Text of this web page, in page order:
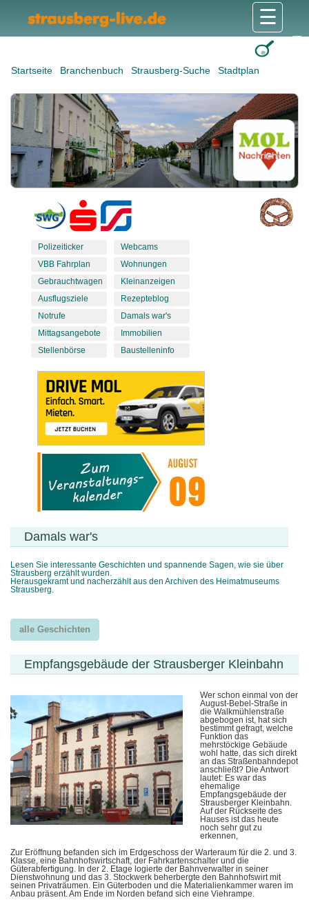
Startseite Branchenbuch Strausberg-Suche Stadtplan
☰
Polizeiticker
VBB Fahrplan
Gebrauchtwagen
Ausflugsziele
Notrufe
Mittagsangebote
Stellenbörse
Webcams
Wohnungen
Kleinanzeigen
Rezepteblog
Damals war's
Immobilien
Baustelleninfo
Damals war's
Lesen Sie interessante Geschichten und spannende Sagen, wie sie über
Strausberg erzählt wurden.
Herausgekramt und nacherzählt aus den Archiven des Heimatmuseums
Strausberg.
alle Geschichten
Empfangsgebäude der Strausberger Kleinbahn
Wer schon einmal von der
August-Bebel-Straße in
die Walkmühlenstraße
abgebogen ist, hat sich
bestimmt gefragt, welche
Funktion das
mehrstöckige Gebäude
wohl hatte, das sich direkt
an das Straßenbahndepot
anschließt? Die Antwort
lautet: Es war das
ehemalige
Empfangsgebäude der
Strausberger Kleinbahn.
Auf der Rückseite des
Hauses ist das heute
noch sehr gut zu
erkennen,
Zur Eröffnung befanden sich im Erdgeschoss der Warteraum für die 2. und 3.
Klasse, eine Bahnhofswirtschaft, der Fahrkartenschalter und die
Güterabfertigung. In der 2. Etage logierte der Bahnverwalter in seiner
Dienstwohnung und das 3. Stockwerk beherbergte den Bahnhofswirt mit
seinen Privaträumen. Ein Güterboden und die Materialienkammer waren im
Anbau präsent. Am Ende im Norden befand sich eine Viehrampe.